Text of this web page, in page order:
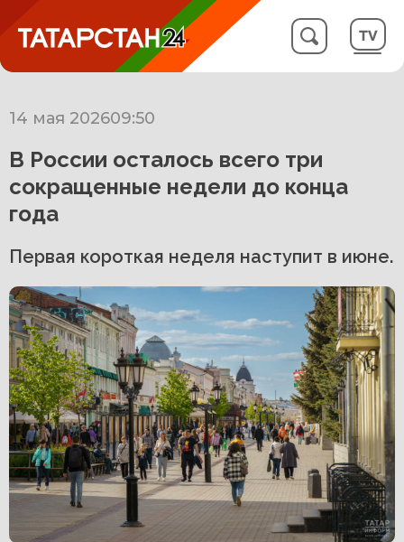
14 мая 202609:50
В России осталось всего три
сокращенные недели до конца
года
Первая короткая неделя наступит в июне.